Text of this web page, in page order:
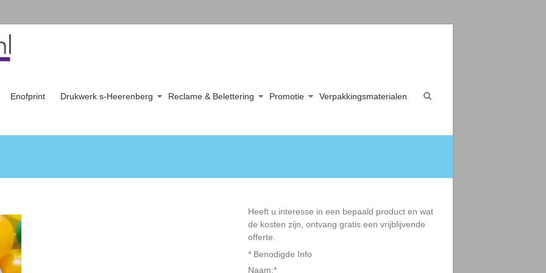
Enofprint Drukwerk s-Heerenberg Reclame & Belettering Promotie Verpakkingsmaterialen
Heeft u interesse in een bepaald product en wat
de kosten zijn, ontvang gratis een vrijblijvende
offerte.
* Benodigde Info
Naam:*